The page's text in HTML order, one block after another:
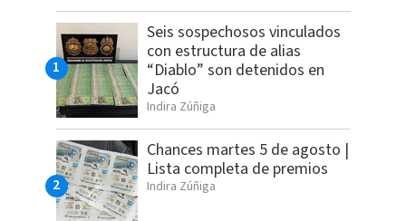
Seis sospechosos vinculados
con estructura de alias
“Diablo” son detenidos en
Jacó
Indira Zúñiga
Chances martes 5 de agosto |
Lista completa de premios
Indira Zúñiga